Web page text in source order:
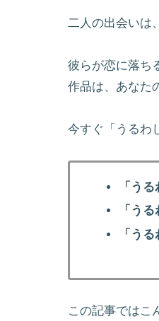
二人の出会いは
彼らが恋に落ち
作品は、あなた
今すぐ「うるわ
「う
「う
「う
この記事ではこ